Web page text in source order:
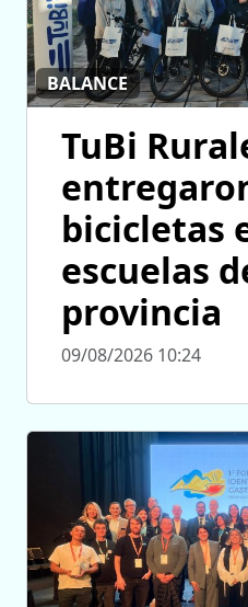
BALANCE
TuBi
bicicletas
escuelas
provincia
09/08/2026 10:24